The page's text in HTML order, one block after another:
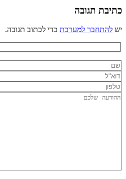
כתיבת תגובה
יש להתחבר למערכת כדי לכתוב תגובה.